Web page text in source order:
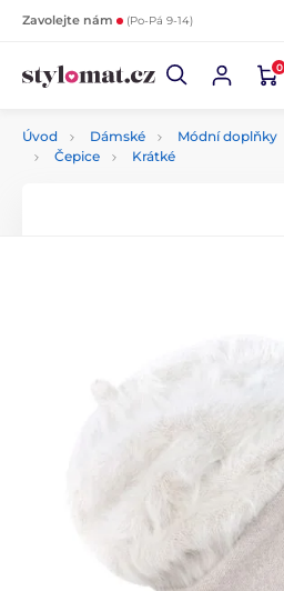
Zavolejte nám (Po-Pá 9-14)
0
Úvod Dámské Módní doplňky
Čepice
Krátké